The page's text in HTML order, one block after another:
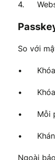
4.
So với
•
•
• Mỗi
•
Ngoài